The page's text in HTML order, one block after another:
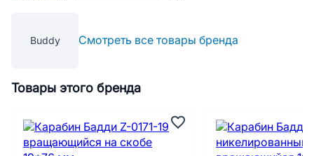
Buddy Смотреть все товары бренда
Товары этого бренда